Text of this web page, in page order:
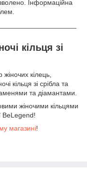
Інформаційна
кільця зі
кілець,
кільця зі срібла та
та діамантами.
жіночими кільцями
BeLegend!
магазині!